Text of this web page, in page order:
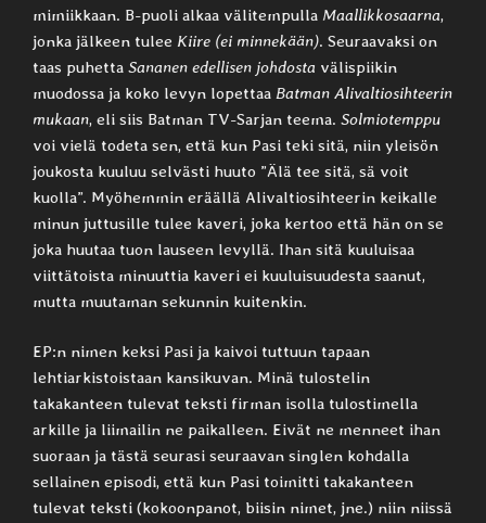
mimiikkaan. B-puoli alkaa välitempulla Maallikkosaarna,
jonka jälkeen tulee Kiire (ei minnekään). Seuraavaksi on
taas puhetta Sananen edellisen johdosta välispiikin
muodossa ja koko levyn lopettaa Batman Alivaltiosihteerin
mukaan, eli siis Batman TV-Sarjan teema. Solmiotemppu
voi vielä todeta sen, että kun Pasi teki sitä, niin yleisön
joukosta kuuluu selvästi huuto ”Älä tee sitä, sä voit
kuolla”. Myöhemmin eräällä Alivaltiosihteerin keikalle
minun juttusille tulee kaveri, joka kertoo että hän on se
joka huutaa tuon lauseen levyllä. Ihan sitä kuuluisaa
viittätoista minuuttia kaveri ei kuuluisuudesta saanut,
mutta muutaman sekunnin kuitenkin.
EP:n nimen keksi Pasi ja kaivoi tuttuun tapaan
lehtiarkistoistaan kansikuvan. Minä tulostelin
takakanteen tulevat teksti firman isolla tulostimella
arkille ja liimailin ne paikalleen. Eivät ne menneet ihan
suoraan ja tästä seurasi seuraavan singlen kohdalla
sellainen episodi, että kun Pasi toimitti takakanteen
tulevat teksti (kokoonpanot, biisin nimet, jne.) niin niissä